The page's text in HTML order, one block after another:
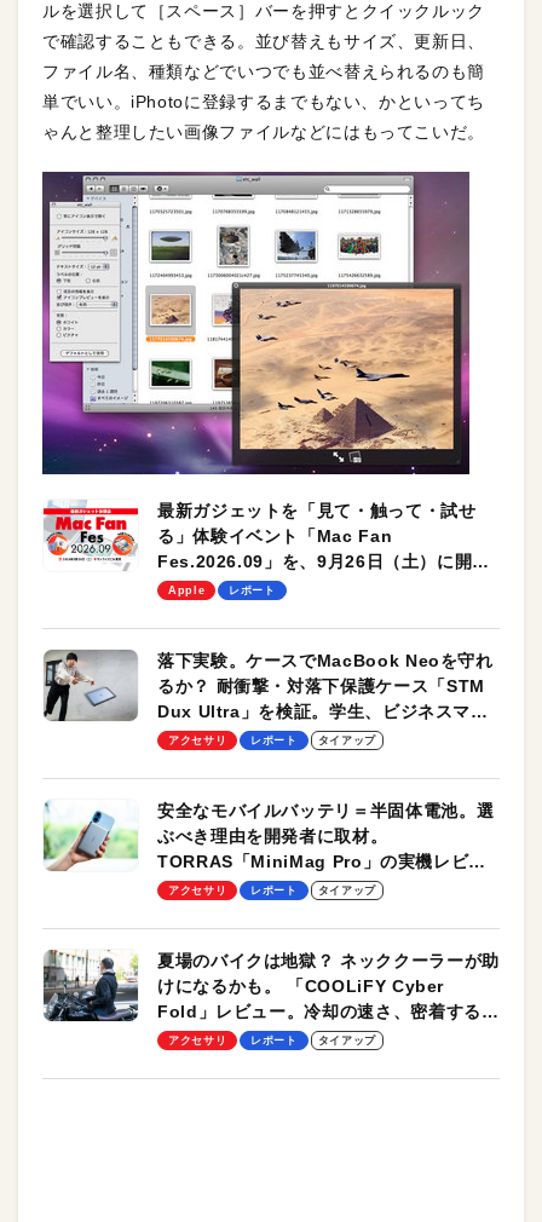
ルを選択して［スペース］バーを押すとクイックルック
で確認することもできる。並び替えもサイズ、更新日、
ファイル名、種類などでいつでも並べ替えられるのも簡
単でいい。iPhotoに登録するまでもない、かといってち
ゃんと整理したい画像ファイルなどにはもってこいだ。
最新ガジェットを「見て・触って・試せ
る」体験イベント「Mac Fan
Fes.2026.09」を、9月26日（土）に開催
します！
Apple レポート
落下実験。ケースでMacBook Neoを守れ
るか？ 耐衝撃・対落下保護ケース「STM
Dux Ultra」を検証。学生、ビジネスマン
のモバイルユースに最適！
アクセサリ レポート タイアップ
安全なモバイルバッテリ＝半固体電池。選
ぶべき理由を開発者に取材。
TORRAS「MiniMag Pro」の実機レビュ
ーも
アクセサリ レポート タイアップ
夏場のバイクは地獄？ ネッククーラーが助
けになるかも。 「COOLiFY Cyber
Fold」レビュー。冷却の速さ、密着する冷
却プレート、シンプルな操作性がグッド！
アクセサリ レポート タイアップ